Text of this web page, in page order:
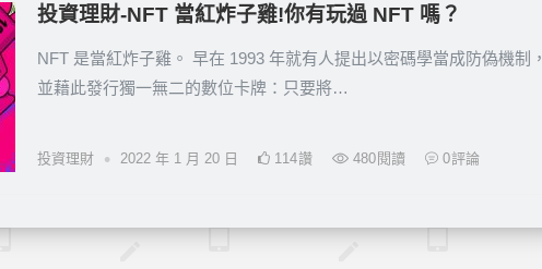
投資理財-NFT 當紅炸子雞!你有玩過 NFT 嗎？
NFT 是當紅炸子雞。 早在 1993 年就有人提出以密碼學當成防偽機制，
並藉此發行獨一無二的數位卡牌：只要將…
投資理財 • 2022 年 1 月 20 日 114讚 480 閱讀 0評論